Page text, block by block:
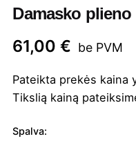
Damasko
61,00€ be PVM
Pateikta prekės kaina
Tikslią kainą
Spalva: